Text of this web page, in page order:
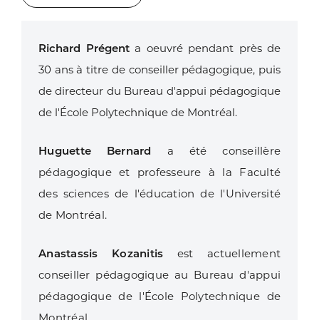
Richard Prégenta oeuvré pendant près de
30 ans à titre de conseiller pédagogique, puis
de directeur du Bureau d'appui pédagogique
de l'École Polytechnique de Montréal.
Huguette Bernard a été conseillère
pédagogique et professeure à la Faculté
des sciences de l'éducation de l'Université
de Montréal.
Anastassis Kozanitis est actuellement
conseiller pédagogique au Bureau d'appui
pédagogique de l'École Polytechnique de